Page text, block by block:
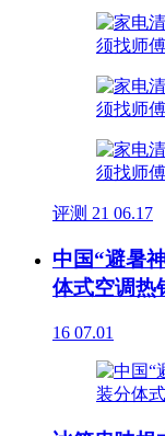
评测 21 06.17
中国“避暑
体式空调热
16 07.01